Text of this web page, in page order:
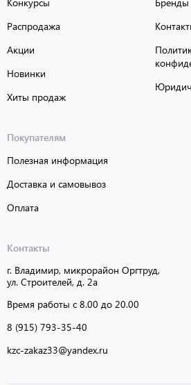
Распродажа
Акции
Новинки
Хиты продаж
Покупателям
Полезная информация
Доставка и самовывоз
Оплата
Контакты
г. Владимир, микрорайон Оргтруд,
ул. Строителей, д. 2а
Время работы с 8.00 до 20.00
8 (915) 793-35-40
kzc-zakaz33@yandex.ru